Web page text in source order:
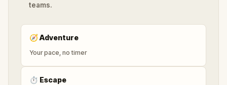
teams.
🧭Adventure
Your pace, no timer
⏱ Escape